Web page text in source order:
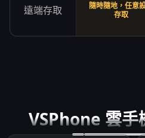
遠端存取
隨時隨地，任意
存取
VSPhone 雲手